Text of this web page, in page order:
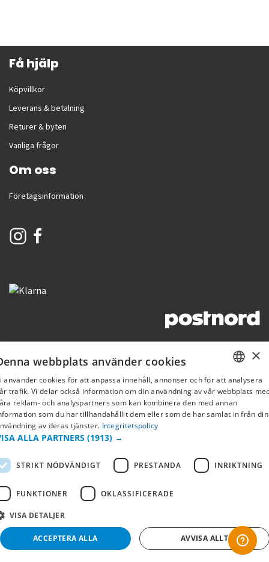
Få hjälp
Köpvillkor
Leverans & betalning
Returer & byten
Vanliga frågor
Om oss
Företagsinformation
SWEDISH
FI
×
webbplats använder cookies
använder cookies för att anpassa innehåll, annonser och för att analysera
trafik. Vi delar också information om din användning av vår webbplats
reklam- och analyspartners som kan kombinera den med annan
som du har tillhandahållit dem eller som de har samlat in från din
av deras tjänster. Integritetspolicy
ALLA PARTNERS (1913) →
STRIKT NÖDVÄNDIGT PRESTANDA INRIKTNING
FUNKTIONER OKLASSIFICERADE
VISA DETALJER
ACCEPTERA ALLA AVVISA ALLT